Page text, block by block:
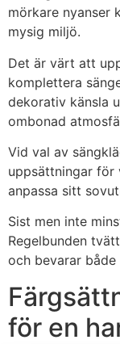
mörkare nyanser
mysig miljö.
Det är värt att
komplettera
dekorativ känsla
ombonad
Vid val av
uppsättningar för
anpassa sitt
Sist men inte
Regelbunden
och bevarar
för en